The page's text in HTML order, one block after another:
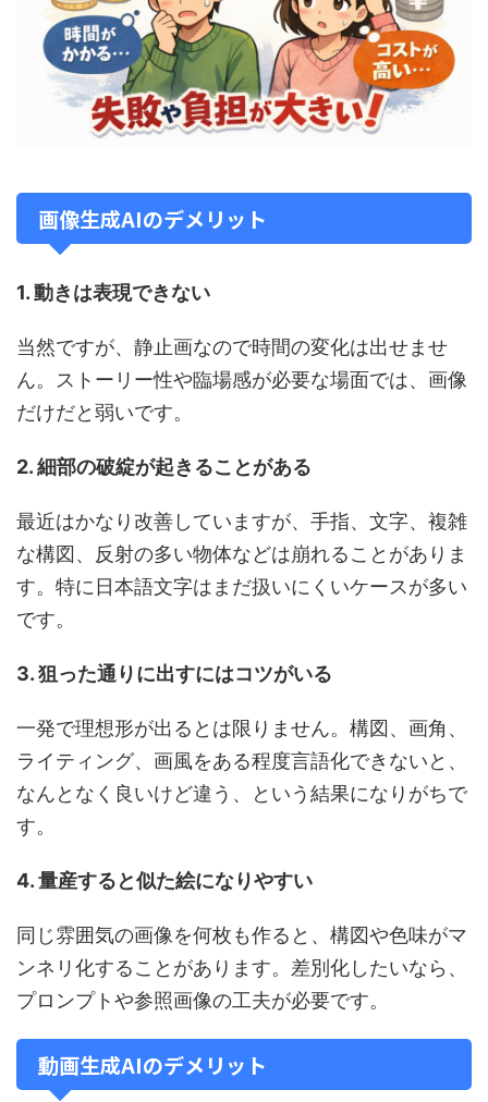
画像生成AIのデメリット
1. 動きは表現できない
当然ですが、静止画なので時間の変化は出せませ
ん。ストーリー性や臨場感が必要な場面では、画像
だけだと弱いです。
2. 細部の破綻が起きることがある
最近はかなり改善していますが、手指、文字、複雑
な構図、反射の多い物体などは崩れることがありま
す。特に日本語文字はまだ扱いにくいケースが多い
です。
3. 狙った通りに出すにはコツがいる
一発で理想形が出るとは限りません。構図、画角、
ライティング、画風をある程度言語化できないと、
なんとなく良いけど違う、という結果になりがちで
す。
4. 量産すると似た絵になりやすい
同じ雰囲気の画像を何枚も作ると、構図や色味がマ
ンネリ化することがあります。差別化したいなら、
プロンプトや参照画像の工夫が必要です。
動画生成AIのデメリット